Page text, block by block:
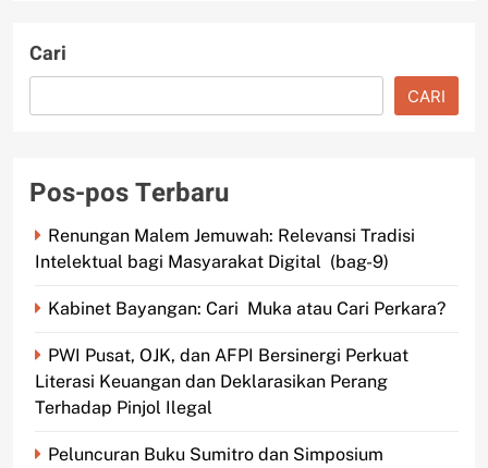
Cari
CARI
Pos-pos Terbaru
Renungan Malem Jemuwah: Relevansi Tradisi
Intelektual bagi Masyarakat Digital (bag-9)
Kabinet Bayangan: Cari Muka atau Cari Perkara?
PWI Pusat, OJK, dan AFPI Bersinergi Perkuat
Literasi Keuangan dan Deklarasikan Perang
Terhadap Pinjol Ilegal
Peluncuran Buku Sumitro dan Simposium